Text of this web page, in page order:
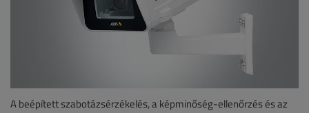
A beépített szabotázsérzékelés, a képminőség-ellenőrzés és az